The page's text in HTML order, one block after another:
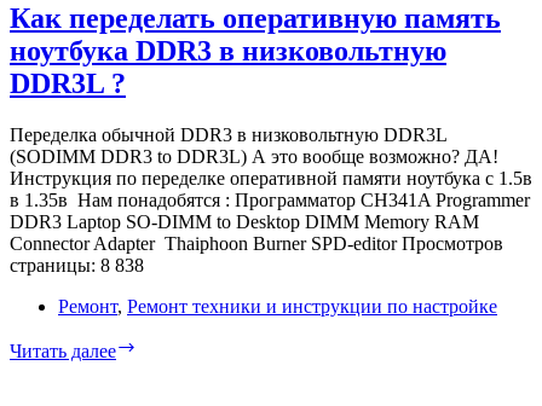
карты
на
материнской
Как переделать оперативную память
ноутбука DDR3 в низковольтную
DDR3L ?
Переделка обычной DDR3 в низковольтную DDR3L
(SODIMM DDR3 to DDR3L) А это вообще возможно? ДА!
Инструкция по переделке оперативной памяти ноутбука с 1.5в
в 1.35в Нам понадобятся : Программатор CH341A Programmer
DDR3 Laptop SO-DIMM to Desktop DIMM Memory RAM
Connector Adapter Thaiphoon Burner SPD-editor Просмотров
страницы: 8 838
Ремонт, Ремонт техники и инструкции по настройке
Читать далее